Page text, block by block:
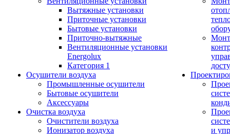
Вытяжные установки
Приточные установки
Бытовые установки
Приточно-вытяжные
Вентиляционные установки
Energolux
Категория 1
Осушители воздуха
Промышленные осушители
Бытовые осушители
Аксессуары
Очистка воздуха
Очистители воздуха
Ионизатор воздуха
и